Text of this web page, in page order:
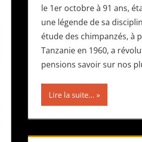
le 1er octobre à 91 ans,
une légende de sa
étude des chimpanzés, à
Tanzanie en 1960, a
pensions savoir sur nos
Lire la suite...